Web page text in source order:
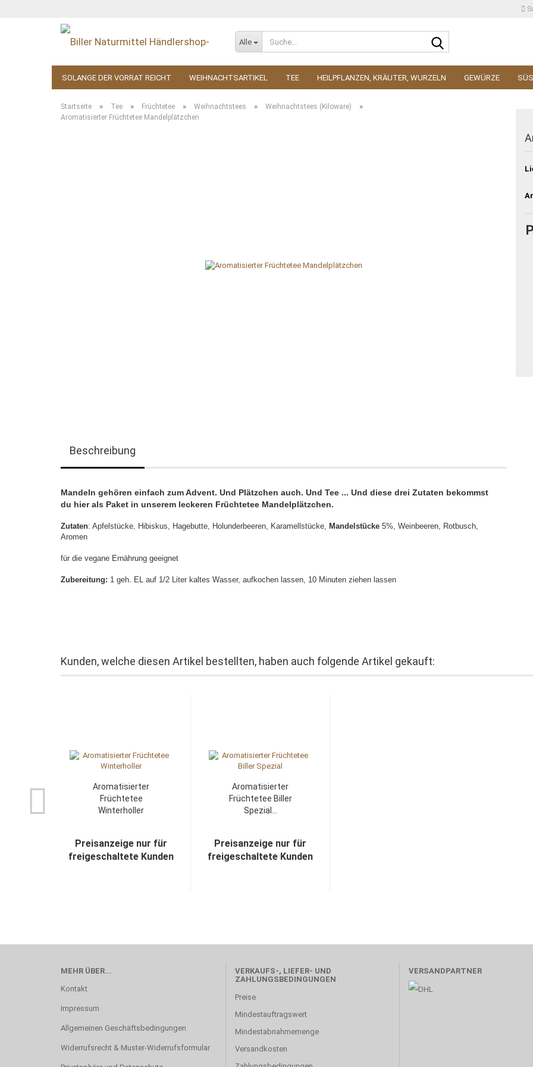
Alle
SOLANGE DER VORRAT REICHT WEIHNACHTSARTIKEL TEE HEILPFLANZEN, KRÄUTER, WURZELN GEWÜRZE
KOSMETIK ZUBEHÖR
Startseite » Tee » Früchtetee » Weihnachtstees » Weihnachtstees (Kiloware) »
Aromatisierter Früchtetee Mandelplätzchen
Beschreibung
Mandeln gehören einfach zum Advent. Und Plätzchen auch. Und Tee ... Und diese drei Zutaten bekommst
du hier als Paket in unserem leckeren Früchtetee Mandelplätzchen.
Zutaten: Apfelstücke, Hibiskus, Hagebutte, Holunderbeeren, Karamellstücke, Mandelstücke 5%, Weinbeeren, Rotbusch,
Aromen
für die vegane Ernährung geeignet
Zubereitung: 1 geh. EL auf 1/2 Liter kaltes Wasser, aufkochen lassen, 10 Minuten ziehen lassen
Kunden, welche diesen Artikel bestellten, haben auch folgende Artikel gekauft:
Aromatisierter
Früchtetee
Winterholler
Preisanzeige nur für
freigeschaltete Kunden
Aromatisierter
Früchtetee Biller
Spezial...
Preisanzeige nur für
freigeschaltete Kunden
MEHR ÜBER...
Kontakt
Impressum
Allgemeinen Geschäftsbedingungen
Widerrufsrecht & Muster-Widerrufsformular
VERKAUFS-, LIEFER- UND
ZAHLUNGSBEDINGUNGEN
Preise
Mindestauftragswert
Mindestabnahmemenge
Versandkosten
VERSANDPARTNER